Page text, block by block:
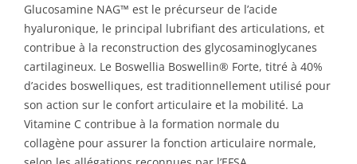
Glucosamine NAG™ est le précurseur de l’acide
hyaluronique, le principal lubrifiant des articulations, et
contribue à la reconstruction des glycosaminoglycanes
cartilagineux. Le Boswellia Boswellin® Forte, titré à 40%
d’acides boswelliques, est traditionnellement utilisé pour
son action sur le confort articulaire et la mobilité. La
Vitamine C contribue à la formation normale du
collagène pour assurer la fonction articulaire normale,